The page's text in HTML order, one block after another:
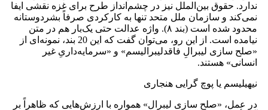
ندارد. حقوق بین‌الملل نیز در چشم‌انداز طرح برای غزه نقشی ایفا
نمی‌کند و سازمان ملل متحد تنها به کارکردی صرفاً بشردوستانه
محدود شده است (بند ۸). واژه‌ عدالت حتی یک‌بار هم در متن
نیامده است. از این رو، می‌توان گفت که این 20 بند، نمونه‌ای از
«صلح سازی لیبرالِ فاقد‌لیبرالیسم» و «سرمایه‌داریِ غیر
انسانی» هستند.
نیهیلیسم یا پوچ گرایی هنجاری
در عمل، «صلح سازی لیبرال» همواره با ارزش‌هایی که ظاهراً بر